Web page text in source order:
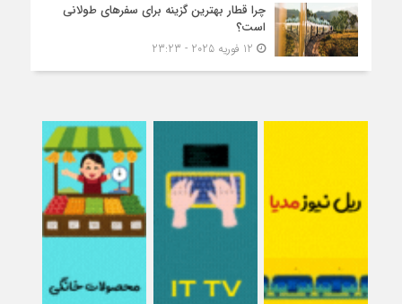
چرا قطار بهترین گزینه برای سفرهای طولانی
است؟